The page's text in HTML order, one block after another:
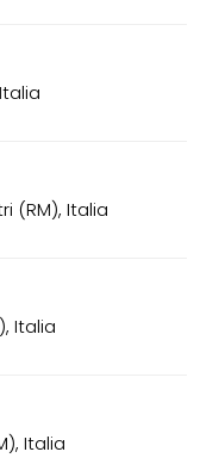
(RM), Italia
Italia
Italia